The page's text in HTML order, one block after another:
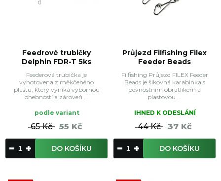
Feedrové trubičky
Delphin FDR-T 5ks
Feederová trubička je
vyhotovena z měkčeného
plastu, který vyniká výbornou
ohebností a zároveň ...
podle variant
65 Kč 55 Kč
DO KOŠÍKU
Průjezd Filfishing Filex
Feeder Beads
Filfishing Průjezd FILEX Feeder
Beads je šikovná karabinka s
pevnostním obratlíkem a
plastovou ...
IHNED K ODESLÁNÍ
44 Kč 37 Kč
DO KOŠÍKU